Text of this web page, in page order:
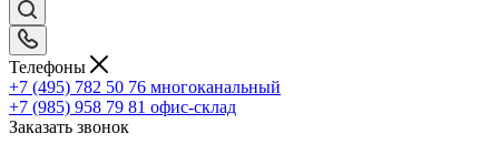
Телефоны
+7 (495) 782 50 76 многоканальный
+7 (985) 958 79 81 офис-склад
Заказать звонок